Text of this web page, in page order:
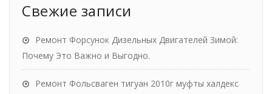
Свежие записи
Ремонт Форсунок Дизельных Двигателей Зимой:
Почему Это Важно и Выгодно.
Ремонт Фольсваген тигуан 2010г муфты халдекс